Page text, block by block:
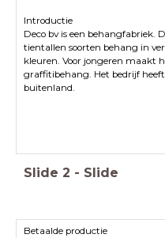
Deco bv is een behangfabriek.
tientallen soorten behang in
kleuren. Voor jongeren maakt
graffitibehang. Het bedrijf
buitenland.
Slide 2 - Slide
Betaalde productie